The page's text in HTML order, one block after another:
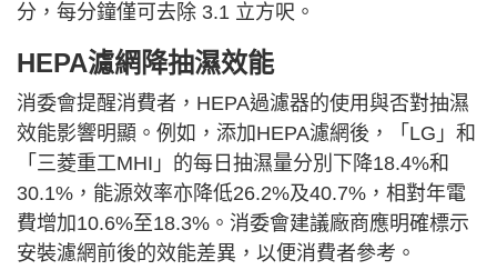
分，每分鐘僅可去除 3.1 立方呎。
HEPA濾網降抽濕效能
消委會提醒消費者，HEPA過濾器的使用與否對抽濕
效能影響明顯。例如，添加HEPA濾網後，「LG」和
「三菱重工MHI」的每日抽濕量分別下降18.4%和
30.1%，能源效率亦降低26.2%及40.7%，相對年電
費增加10.6%至18.3%。消委會建議廠商應明確標示
安裝濾網前後的效能差異，以便消費者參考。